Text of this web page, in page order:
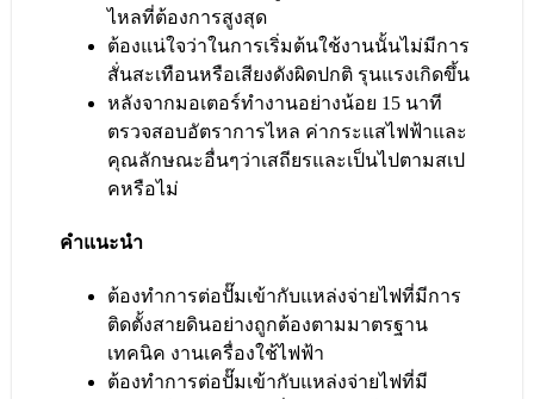
ไหลที่ต้องการสูงสุด
ต้องแน่ใจว่าในการเริ่มต้นใช้งานนั้นไม่มีการ
สั่นสะเทือนหรือเสียงดังผิดปกติ รุนแรงเกิดขึ้น
หลังจากมอเตอร์ทำงานอย่างน้อย 15 นาที
ตรวจสอบอัตราการไหล ค่ากระแสไฟฟ้าและ
คุณลักษณะอื่นๆว่าเสถียรและเป็นไปตามสเป
คหรือไม่
คำแนะนำ
ต้องทำการต่อปั๊มเข้ากับแหล่งจ่ายไฟที่มีการ
ติดตั้งสายดินอย่างถูกต้องตามมาตรฐาน
เทคนิค งานเครื่องใช้ไฟฟ้า
ต้องทำการต่อปั๊มเข้ากับแหล่งจ่ายไฟที่มี